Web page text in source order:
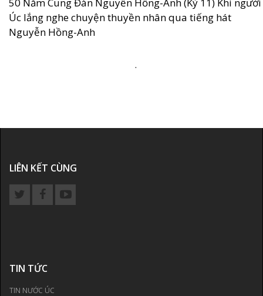
Úc lắng nghe chuyện thuyền nhân qua tiếng hát
Nguyễn Hồng-Anh
.
LIÊN KẾT CÙNG
TIN TỨC
TIN NƯỚC ÚC